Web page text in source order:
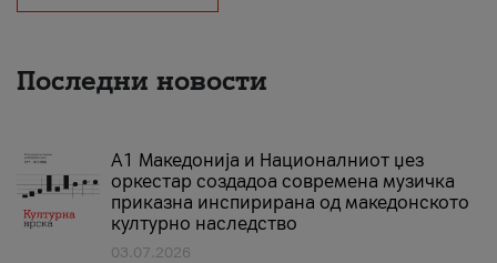
Последни новости
А1 Македонија и Националниот џез
оркестар создадоа современа музичка
приказна инспирирана од македонското
културно наследство
03.07.2026